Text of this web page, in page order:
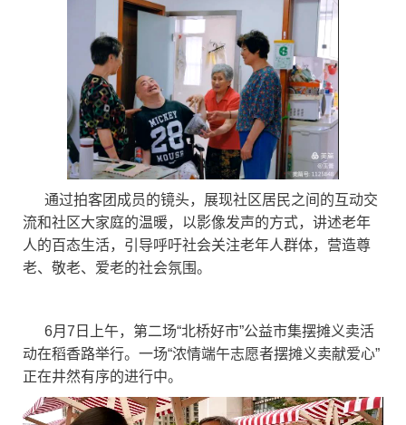
通过拍客团成员的镜头，展现社区居民之间的互动交
流和社区大家庭的温暖，以影像发声的方式，讲述老年
人的百态生活，引导呼吁社会关注老年人群体，营造尊
老、敬老、爱老的社会氛围。
6月7日上午，第二场“北桥好市”公益市集摆摊义卖活
动在稻香路举行。一场“浓情端午志愿者摆摊义卖献爱心”
正在井然有序的进行中。